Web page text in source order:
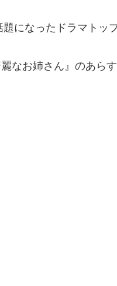
になったドラマトッ
なお姉さん』のあら